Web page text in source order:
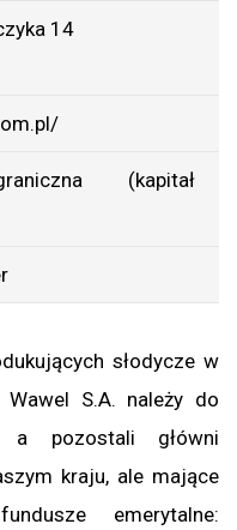
14
(kapitał
słodycze w
S.A. należy do
a pozostali główni
kraju, ale mające
emerytalne: